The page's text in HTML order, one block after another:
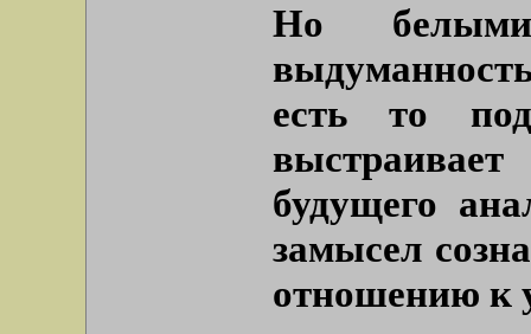
Но белыми
есть то
будущего
замысел
отношению к